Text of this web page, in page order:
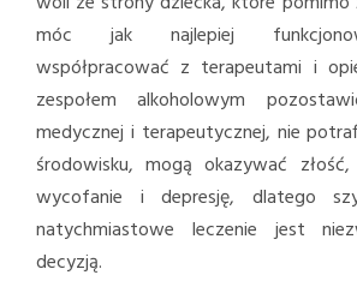
móc jak najlepiej
współpracować z terapeutami i
zespołem alkoholowym
medycznej i terapeutycznej, nie
środowisku, mogą okazywać
wycofanie i depresję, dlatego
natychmiastowe leczenie jest
decyzją.